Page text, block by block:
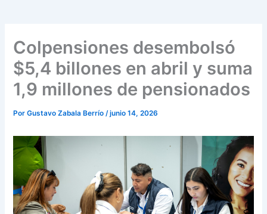
Colpensiones desembolsó
$5,4 billones en abril y suma
1,9 millones de pensionados
PorGustavo Zabala Berrío /junio 14, 2026